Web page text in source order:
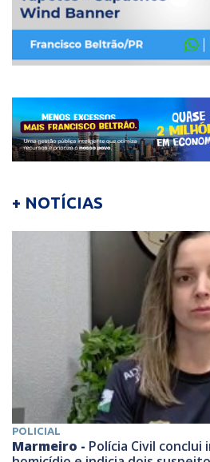
+ NOTÍCIAS
POLICIAL
Marmeiro - Polícia Civil conclui